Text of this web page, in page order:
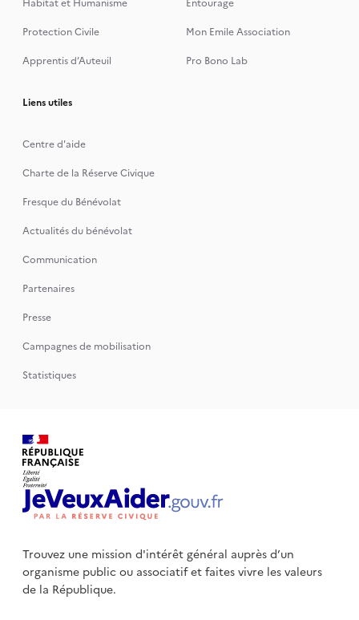
Habitat et Humanisme
Entourage
Protection Civile
Mon Emile Association
Apprentis d’Auteuil
Pro Bono Lab
Liens utiles
Centre d'aide
Charte de la Réserve Civique
Fresque du Bénévolat
Actualités du bénévolat
Communication
Partenaires
Presse
Campagnes de mobilisation
Statistiques
Trouvez une mission d'intérêt général auprès d’un
organisme publicou associatif et faites vivre les valeurs
de la République.